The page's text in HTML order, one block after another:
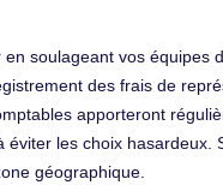
soulageant vos équipes
des frais de
apporteront
les choix
géographique.